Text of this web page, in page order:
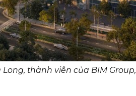
thành viên của BIM Group,